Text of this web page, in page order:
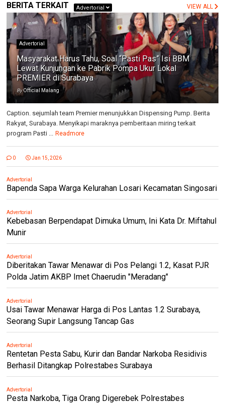
BERITA TERKAIT Advertorial VIEW ALL
Advertorial
Masyarakat Harus Tahu, Soal “Pasti Pas” Isi BBM
Lewat Kunjungan ke Pabrik Pompa Ukur Lokal
PREMIER di Surabaya
ByOfficial Malang
Caption. sejumlah team Premier menunjukkan Dispensing Pump. Berita
Rakyat, Surabaya. Menyikapi maraknya pemberitaan miring terkait
program Pasti ... Readmore
0 Jan 15, 2026
Advertorial
Bapenda Sapa Warga Kelurahan Losari Kecamatan Singosari
Advertorial
Kebebasan Berpendapat Dimuka Umum, Ini Kata Dr. Miftahul
Munir
Advertorial
Diberitakan Tawar Menawar di Pos Pelangi 1.2, Kasat PJR
Polda Jatim AKBP Imet Chaerudin "Meradang"
Advertorial
Usai Tawar Menawar Harga di Pos Lantas 1.2 Surabaya,
Seorang Supir Langsung Tancap Gas
Advertorial
Rentetan Pesta Sabu, Kurir dan Bandar Narkoba Residivis
Berhasil Ditangkap Polrestabes Surabaya
Advertorial
Pesta Narkoba, Tiga Orang Digerebek Polrestabes